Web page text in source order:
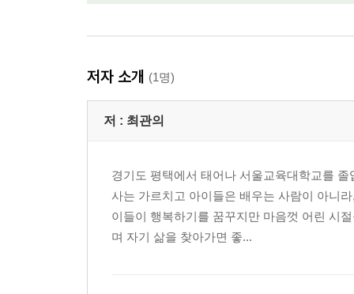
저자 소개 (1명)
저 : 최관의
경기도 평택에서 태어나 서울교육대학교를
사는 가르치고 아이들은 배우는 사람이 아니
이들이 행복하기를 꿈꾸지만 마음껏 어린 시
며 자기 삶을 찾아가면 좋...